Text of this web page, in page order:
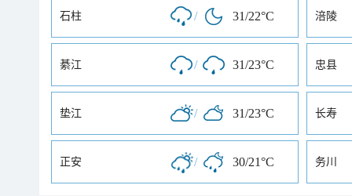
石柱 / 31/22°C 涪陵
綦江 / 31/23°C 忠县
垫江 / 31/23°C 长寿
正安 / 30/21°C 务川